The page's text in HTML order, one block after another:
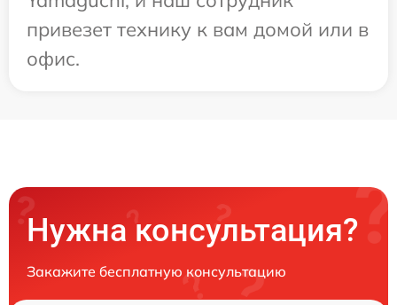
привезет технику к вам домой или в
офис.
Нужна консультация?
Закажите бесплатную консультацию